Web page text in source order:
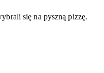
się na pyszną pizzę.